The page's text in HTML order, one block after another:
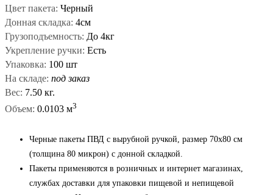
Цвет пакета: Черный
Донная складка: 4см
Грузоподъемность: До 4кг
Укрепление ручки: Есть
Упаковка: 100 шт
На складе: под заказ
Вес: 7.50 кг.
Объем: 0.0103 м3
Черные пакеты ПВД с вырубной ручкой, размер 70x80 см
(толщина 80 микрон) с донной складкой.
Пакеты применяются в розничных и интернет магазинах,
службах доставки для упаковки пищевой и непищевой